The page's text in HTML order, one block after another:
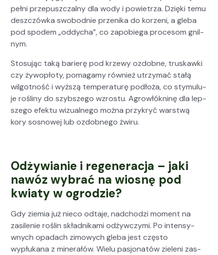
pełni prze­puszczal­ny dla wody i powi­etrza. Dzię­ki temu
deszczówka swo­bod­nie przeni­ka do korzeni, a gle­ba
pod spo­dem „odd­y­cha”, co zapo­b­ie­ga pro­ce­som gnil­
nym.
Sto­su­jąc taką bari­erę pod krzewy ozdob­ne, truskaw­ki
czy żywopło­ty, pomagamy również utrzy­mać stałą
wilgo­t­ność i wyższą tem­per­aturę podłoża, co sty­mu­lu­
je rośliny do szyb­szego wzros­tu. Agrowłókn­inę dla lep­
szego efek­tu wiz­ual­nego moż­na przykryć warst­wą
kory sos­nowej lub ozdob­ne­go żwiru.
Odżywianie i regeneracja – jaki
nawóz wybrać na wiosnę pod
kwiaty w ogrodzie?
Gdy ziemia już nieco odta­je, nad­chodzi moment na
zasile­nie roślin skład­nika­mi odży­w­czy­mi. Po inten­sy­
wnych opadach zimowych gle­ba jest częs­to
wypłukana z min­er­ałów. Wielu pasjonatów zie­leni zas­